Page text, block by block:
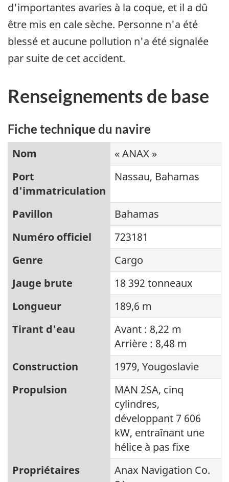
d'importantes avaries à la coque, et il a dû
être mis en cale sèche. Personne n'a été
blessé et aucune pollution n'a été signalée
par suite de cet accident.
Renseignements de base
Fiche technique du navire
Nom
« ANAX »
Port
d'immatriculation
Nassau, Bahamas
Pavillon
Bahamas
Numéro officiel
723181
Genre
Cargo
Jauge brute
18 392 tonneaux
Longueur
189,6 m
Tirant d'eau
Avant : 8,22 m
Arrière : 8,48 m
Construction
1979, Yougoslavie
Propulsion
MAN 2SA, cinq
cylindres,
développant 7 606
kW, entraînant une
hélice à pas fixe
Propriétaires
Anax Navigation Co.